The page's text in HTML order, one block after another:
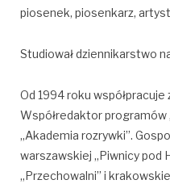
piosenek, piosenkarz,
Studiował dziennikarstwo
Od 1994 roku
Współredaktor programów
„Akademia rozrywki”.
warszawskiej „Piwnicy pod
„Przechowalni” i